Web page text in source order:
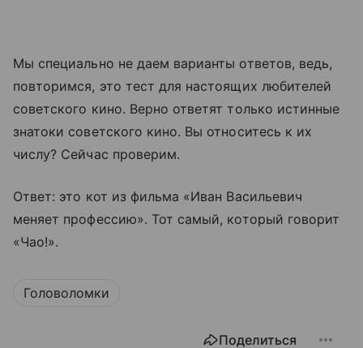
Мы специально не даем варианты ответов, ведь,
повторимся, это тест для настоящих любителей
советского кино. Верно ответят только истинные
знатоки советского кино. Вы относитесь к их
числу? Сейчас проверим.
Ответ: это кот из фильма «Иван Васильевич
меняет профессию». Тот самый, который говорит
«Чао!».
Головоломки
Поделиться